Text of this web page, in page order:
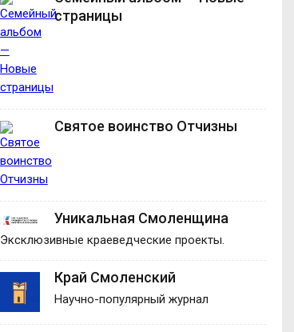
страницы
Святое воинство Отчизны
Уникальная Смоленщина
Эксклюзивные краеведческие проекты.
Край Смоленский
Научно-популярный журнал